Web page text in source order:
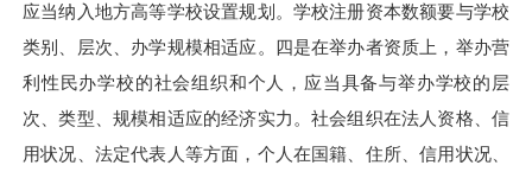
应当纳入地方高等学校设置规划。学校注册资本数额要与学校
类别、层次、办学规模相适应。四是在举办者资质上，举办营
利性民办学校的社会组织和个人，应当具备与举办学校的层
次、类型、规模相适应的经济实力。社会组织在法人资格、信
用状况、法定代表人等方面，个人在国籍、住所、信用状况、